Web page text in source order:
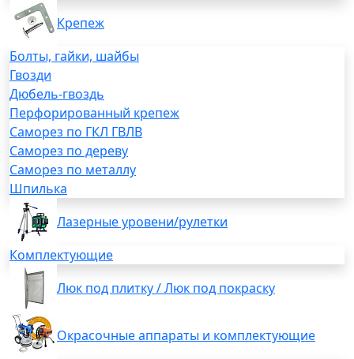
Крепеж
Болты, гайки, шайбы
Гвозди
Дюбель-гвоздь
Перфорированный крепеж
Саморез по ГКЛ ГВЛВ
Саморез по дереву
Саморез по металлу
Шпилька
Лазерные уровени/рулетки
Комплектующие
Люк под плитку / Люк под покраску
Окрасочные аппараты и комплектующие